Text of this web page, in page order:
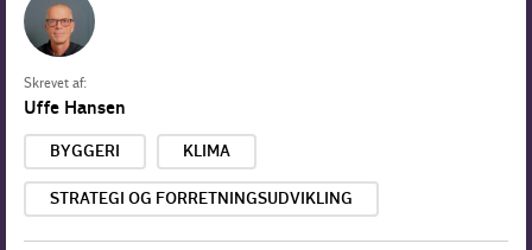
Skrevet af:
Uffe Hansen
BYGGERI KLIMA
STRATEGI OG FORRETNINGSUDVIKLING